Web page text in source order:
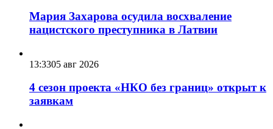
Мария Захарова осудила восхваление
нацистского преступника в Латвии
13:3305 авг 2026
4 сезон проекта «НКО без границ» открыт к
заявкам